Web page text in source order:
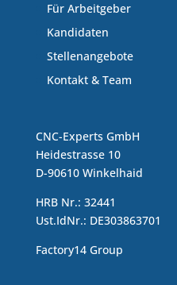
Für Arbeitgeber
Kandidaten
Stellenangebote
Kontakt & Team
CNC-Experts GmbH
Heidestrasse 10
D-90610 Winkelhaid
HRB Nr.: 32441
Ust.IdNr.: DE303863701
Factory14 Group